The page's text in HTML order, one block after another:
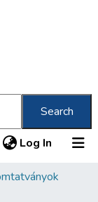
Search
Log In (current)